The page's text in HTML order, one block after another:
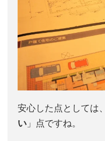
安心した点としては
い 」点ですね。